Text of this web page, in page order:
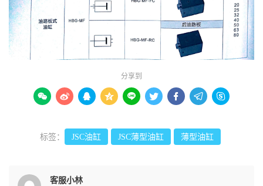
分享到
        
标签： JSC油缸 JSC薄型油缸 薄型油缸
客服小林